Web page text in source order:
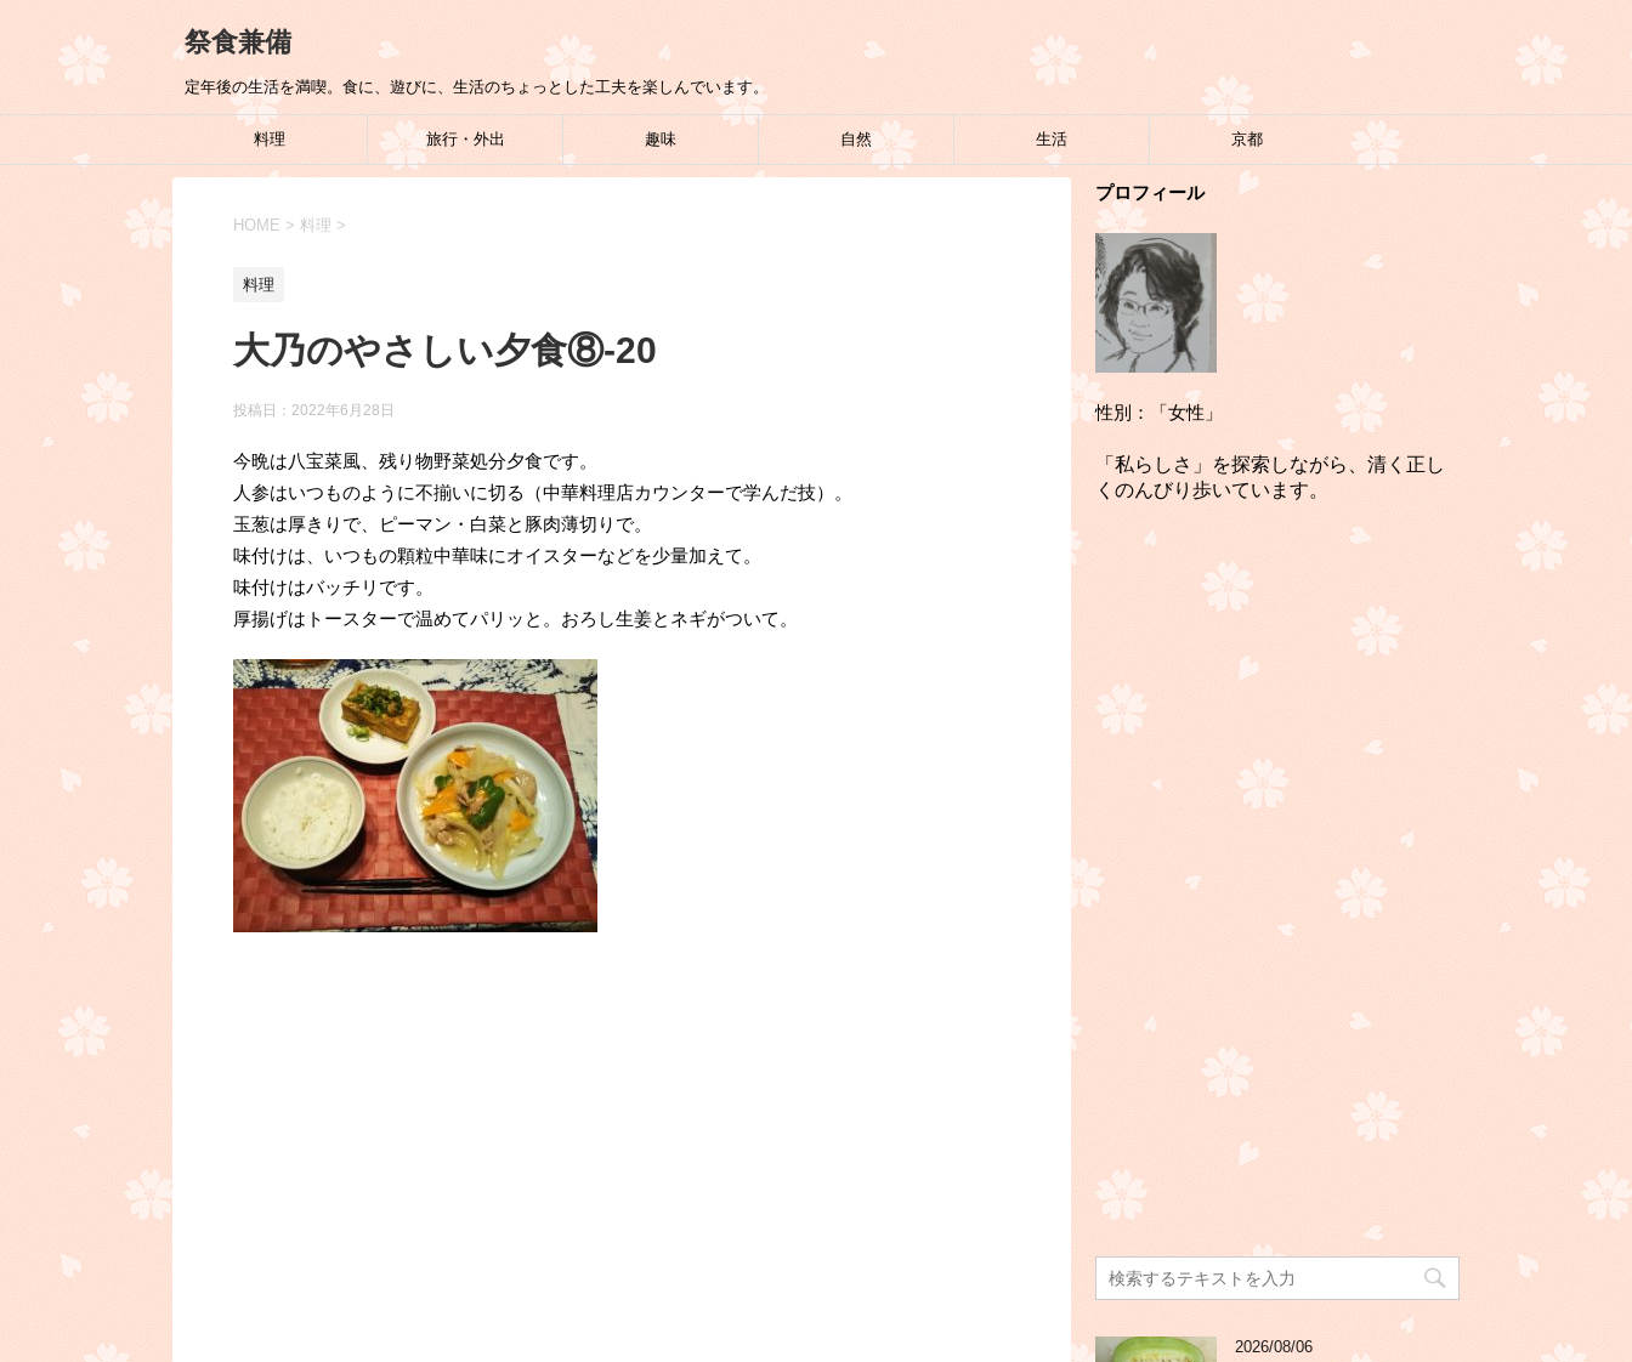
祭食兼備
定年後の生活を満喫。食に、遊びに、生活のちょっとした工夫を楽しんでいます。
料理 旅行・外出 趣味 自然 生活 京都
HOME > 料理 >
料理
大乃のやさしい夕食⑧-20
投稿日： 2022年6月28日
今晩は八宝菜風、残り物野菜処分夕食です。
人参はいつものように不揃いに切る（中華料理店カウンターで学んだ技）。
玉葱は厚きりで、ピーマン・白菜と豚肉薄切りで。
味付けは、いつもの顆粒中華味にオイスターなどを少量加えて。
味付けはバッチリです。
厚揚げはトースターで温めてパリッと。おろし生姜とネギがついて。
プロフィール
性別：「女性」
「私らしさ」を探索しながら、清く正し
くのんびり歩いています。
2026/08/06